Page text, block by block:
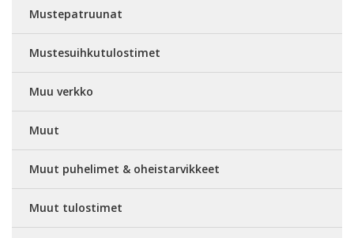
Mustepatruunat
Mustesuihkutulostimet
Muu verkko
Muut
Muut puhelimet & oheistarvikkeet
Muut tulostimet